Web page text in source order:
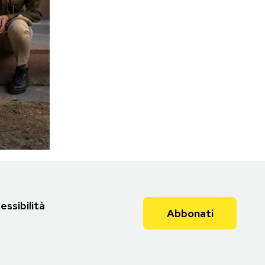
Abbonati